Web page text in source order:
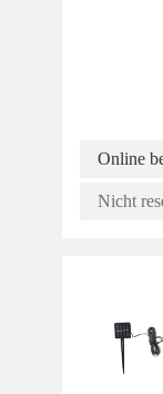
Online
Nicht